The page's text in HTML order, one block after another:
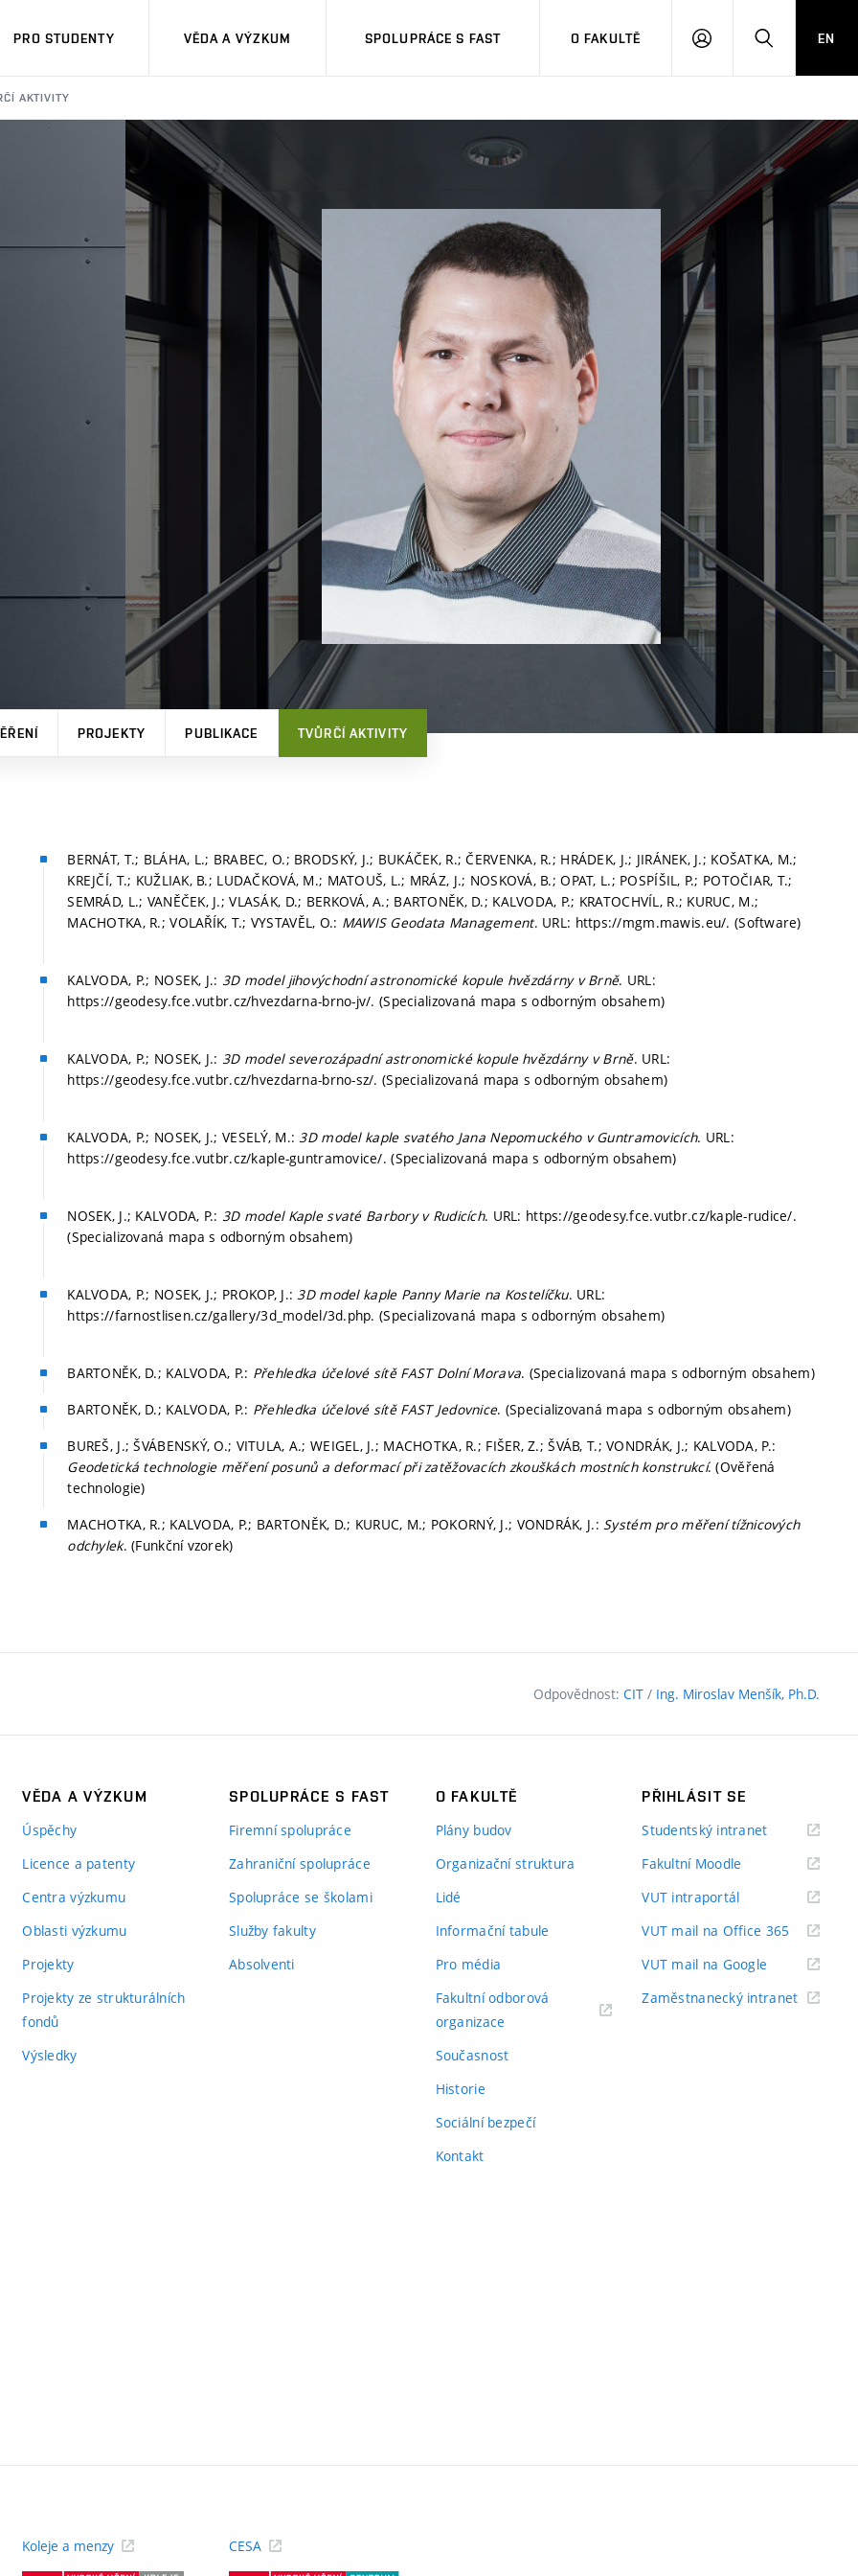
PRO STUDENTY VĚDA A VÝZKUM SPOLUPRÁCE S FAST O FAKULTĚ
PŘIHLÁSITHLEDAT
EN
AKTIVITY
PROJEKTY PUBLIKACE TVŮRČÍ AKTIVITY
BERNÁT, T.; BLÁHA, L.; BRABEC, O.; BRODSKÝ, J.; BUKÁČEK, R.; ČERVENKA, R.; HRÁDEK, J.; JIRÁNEK, J.; KOŠATKA, M.;
KREJČÍ, T.; KUŽLIAK, B.; LUDAČKOVÁ, M.; MATOUŠ, L.; MRÁZ, J.; NOSKOVÁ, B.; OPAT, L.; POSPÍŠIL, P.; POTOČIAR, T.;
SEMRÁD, L.; VANĚČEK, J.; VLASÁK, D.; BERKOVÁ, A.; BARTONĚK, D.; KALVODA, P.; KRATOCHVÍL, R.; KURUC, M.;
MACHOTKA, R.; VOLAŘÍK, T.; VYSTAVĚL, O.: MAWIS Geodata Management. URL: https://mgm.mawis.eu/. (Software)
KALVODA, P.; NOSEK, J.:3D model jihovýchodní astronomické kopule hvězdárny v Brně. URL:
https://geodesy.fce.vutbr.cz/hvezdarna-brno-jv/. (Specializovaná mapa s odborným obsahem)
KALVODA, P.; NOSEK, J.:3D model severozápadní astronomické kopule hvězdárny v Brně. URL:
https://geodesy.fce.vutbr.cz/hvezdarna-brno-sz/. (Specializovaná mapa s odborným obsahem)
KALVODA, P.; NOSEK, J.; VESELÝ, M.:3D model kaple svatého Jana Nepomuckého v Guntramovicích. URL:
https://geodesy.fce.vutbr.cz/kaple-guntramovice/. (Specializovaná mapa s odborným obsahem)
NOSEK, J.; KALVODA, P.:3D model Kaple svaté Barbory v Rudicích. URL: https://geodesy.fce.vutbr.cz/kaple-rudice/.
(Specializovaná mapa s odborným obsahem)
KALVODA, P.; NOSEK, J.; PROKOP, J.:3D model kaple Panny Marie na Kostelíčku. URL:
https://farnostlisen.cz/gallery/3d_model/3d.php. (Specializovaná mapa s odborným obsahem)
BARTONĚK, D.; KALVODA, P.: Přehledka účelové sítě FAST Dolní Morava. (Specializovaná mapa s odborným obsahem)
BARTONĚK, D.; KALVODA, P.: Přehledka účelové sítě FAST Jedovnice. (Specializovaná mapa s odborným obsahem)
BUREŠ, J.; ŠVÁBENSKÝ, O.; VITULA, A.; WEIGEL, J.; MACHOTKA, R.; FIŠER, Z.; ŠVÁB, T.; VONDRÁK, J.; KALVODA, P.:
Geodetická technologie měření posunů a deformací při zatěžovacích zkouškách mostních konstrukcí. (Ověřená
technologie)
MACHOTKA, R.; KALVODA, P.; BARTONĚK, D.; KURUC, M.; POKORNÝ, J.; VONDRÁK, J.: Systém pro měření tížnicových
odchylek. (Funkční vzorek)
Odpovědnost: CIT / Ing. Miroslav Menšík, Ph.D.
VĚDA A VÝZKUM
Úspěchy
Licence a patenty
Centra výzkumu
Oblasti výzkumu
Projekty
Projekty ze strukturálních
fondů
Výsledky
SPOLUPRÁCE S FAST
Firemní spolupráce
Zahraniční spolupráce
Spolupráce se školami
Služby fakulty
Absolventi
O FAKULTĚ
Plány budov
Organizační struktura
Lidé
Informační tabule
Pro média
Fakultní odborová
organizace
Současnost
Historie
Sociální bezpečí
Kontakt
PŘIHLÁSIT SE
Studentský intranet(externí
Fakultní Moodle
VUT intraportál(externí
VUT mail na Office 365 (externí
odkaz)
VUT mail na Google (externí
Zaměstnanecký intranet(externí
Koleje a menzy
(externí
CESA